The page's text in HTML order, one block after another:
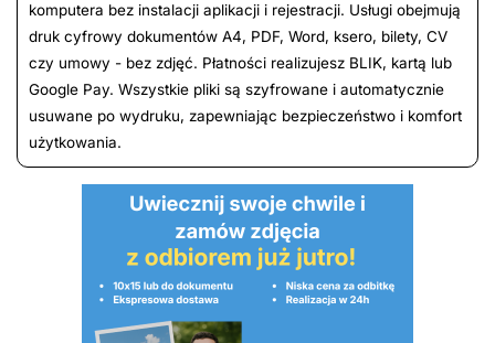
komputera bez instalacji aplikacji i rejestracji. Usługi obejmują
druk cyfrowy dokumentów A4, PDF, Word, ksero, bilety, CV
czy umowy - bez zdjęć. Płatności realizujesz BLIK, kartą lub
Google Pay. Wszystkie pliki są szyfrowane i automatycznie
usuwane po wydruku, zapewniając bezpieczeństwo i komfort
użytkowania.